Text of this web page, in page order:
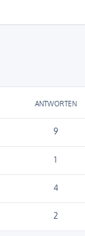
ANTWORTEN
9
1
4
2